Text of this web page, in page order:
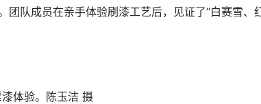
队成员在亲手体验刷漆工艺后，见证了“白赛雪、
体验。陈玉洁 摄